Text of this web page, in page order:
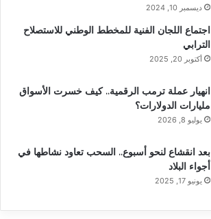
ديسمبر 10, 2024
اجتماع اللجان الفنية للمخطط الوطني للاستصلاح
الترابي
أكتوبر 20, 2025
انهيار عملة ترمب الرقمية.. كيف خسرت الأسواق
مليارات الدولارات؟
يوليو 8, 2026
بعد انقشاع لنحو أسبوع.. السحب تعاود نشاطها في
أجواء البلاد
يونيو 17, 2025